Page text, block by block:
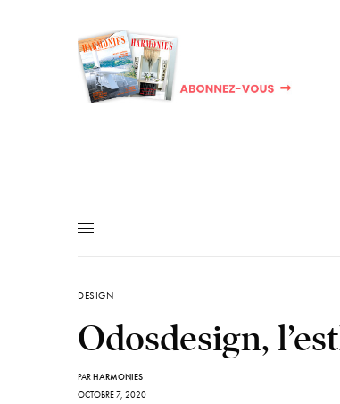
DESIGN
Odosdesign,
PARHARMONIES
OCTOBRE 7, 2020